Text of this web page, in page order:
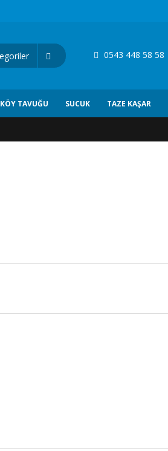
0543 448 58 58
KÖY TAVUĞU SUCUK TAZE KAŞAR